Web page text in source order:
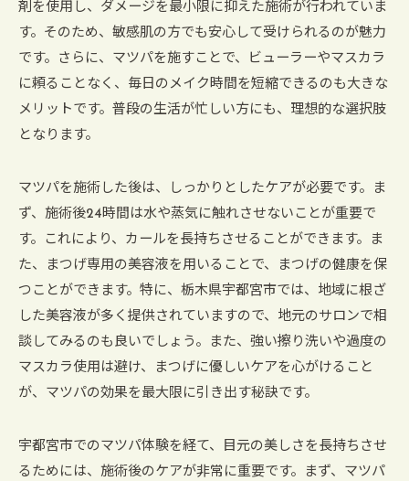
剤を使用し、ダメージを最小限に抑えた施術が行われていま
す。そのため、敏感肌の方でも安心して受けられるのが魅力
です。さらに、マツパを施すことで、ビューラーやマスカラ
に頼ることなく、毎日のメイク時間を短縮できるのも大きな
メリットです。普段の生活が忙しい方にも、理想的な選択肢
となります。
マツパを施術した後は、しっかりとしたケアが必要です。ま
ず、施術後24時間は水や蒸気に触れさせないことが重要で
す。これにより、カールを長持ちさせることができます。ま
た、まつげ専用の美容液を用いることで、まつげの健康を保
つことができます。特に、栃木県宇都宮市では、地域に根ざ
した美容液が多く提供されていますので、地元のサロンで相
談してみるのも良いでしょう。また、強い擦り洗いや過度の
マスカラ使用は避け、まつげに優しいケアを心がけること
が、マツパの効果を最大限に引き出す秘訣です。
宇都宮市でのマツパ体験を経て、目元の美しさを長持ちさせ
るためには、施術後のケアが非常に重要です。まず、マツパ